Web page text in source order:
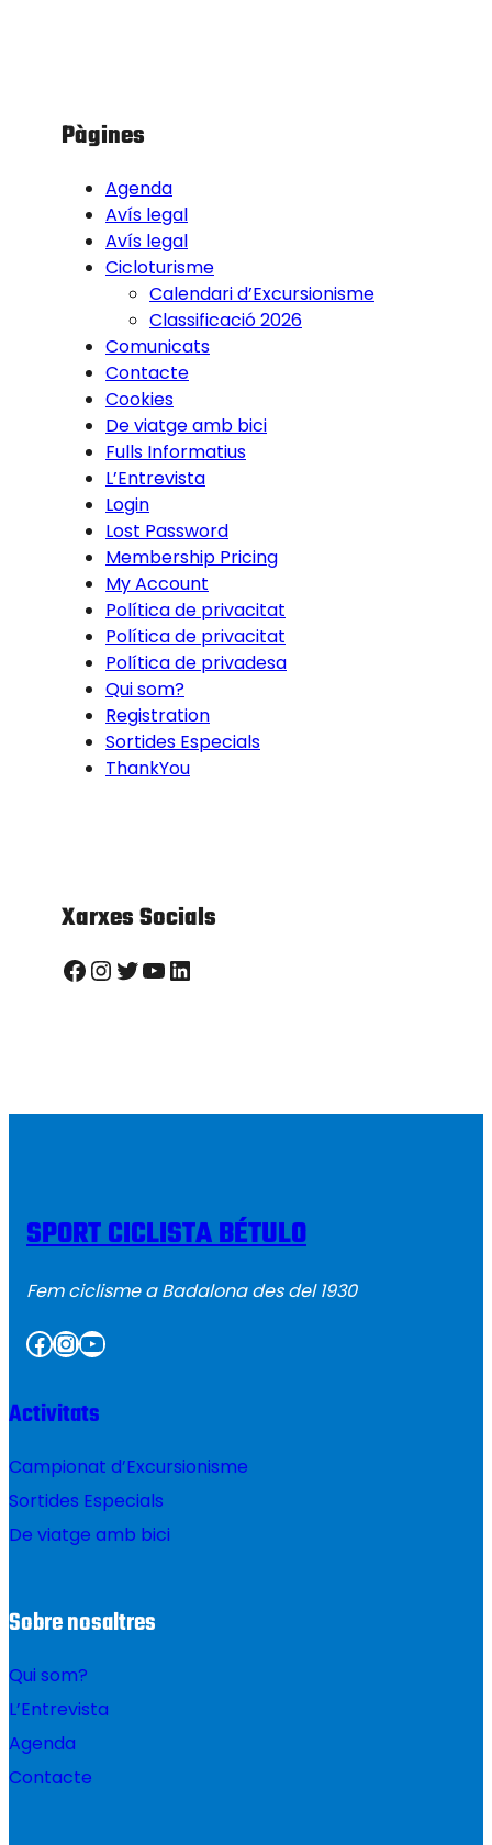
Pàgines
Agenda
Avís legal
Avís legal
Cicloturisme
Calendari d’Excursionisme
Classificació 2026
Comunicats
Contacte
Cookies
De viatge amb bici
Fulls Informatius
L’Entrevista
Login
Lost Password
Membership Pricing
My Account
Política de privacitat
Política de privacitat
Política de privadesa
Qui som?
Registration
Sortides Especials
ThankYou
Xarxes Socials
Facebook InstagramTwitter YouTube LinkedIn
SPORT CICLISTA BÉTULO
Fem ciclisme a Badalona des del 1930
Facebook InstagramYouTube
Activitats
Campionat d’Excursionisme
Sortides Especials
De viatge amb bici
Sobre nosaltres
Qui som?
L’Entrevista
Agenda
Contacte